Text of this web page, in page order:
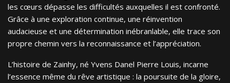
les cœurs dépasse les difficultés auxquelles il est confronté.
Grâce à une exploration continue, une réinvention
audacieuse et une détermination inébranlable, elle trace son
propre chemin vers la reconnaissance et l’appréciation.
L’histoire de Zainhy, né Yvens Danel Pierre Louis, incarne
l’essence même du rêve artistique : la poursuite de la gloire,